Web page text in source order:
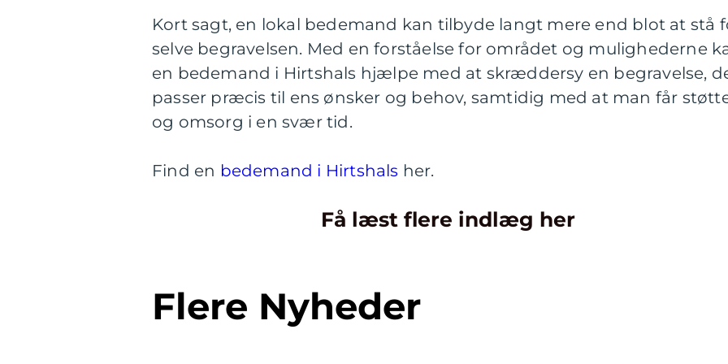
Kort sagt, en lokal bedemand kan tilbyde langt mere end blot at stå
selve begravelsen. Med en forståelse for området og mulighederne
en bedemand i Hirtshals hjælpe med at skræddersy en begravelse,
passer præcis til ens ønsker og behov, samtidig med at man får
og omsorg i en svær tid.
Find en bedemand i Hirtshals her.
Få læst flere indlæg her
Flere Nyheder